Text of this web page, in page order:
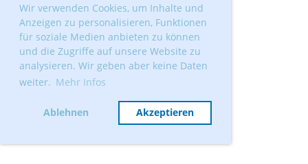
Wir verwenden Cookies, um Inhalte und
Anzeigen zu personalisieren, Funktionen
für soziale Medien anbieten zu können
und die Zugriffe auf unsere Website zu
analysieren. Wir geben aber keine Daten
weiter. Mehr Infos
Ablehnen Akzeptieren